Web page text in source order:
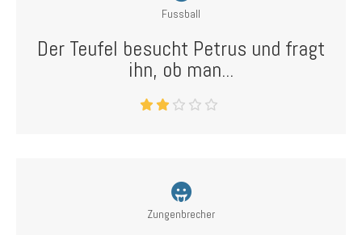
Fussball
Der Teufel besucht Petrus und fragt
ihn, ob man...
Zungenbrecher